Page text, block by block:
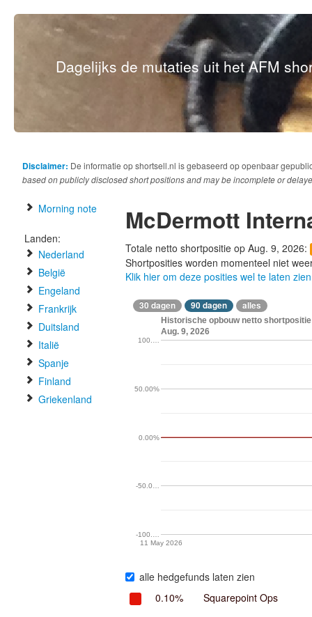
Dagelijks de mutaties uit het AFM
Disclaimer: De informatie op shortsell.nl is gebaseerd op openbaar
based on publicly disclosed short positions and may be incomplete or
Morning note
Landen:
Nederland
België
Engeland
Frankrijk
Duitsland
Italië
Spanje
Finland
Griekenland
McDermott
Totale netto shortpositie op Aug. 9, 2026:
Shortposities worden momenteel niet
Klik hier om deze posities wel te laten zien
30 dagen 90 dagen alles
Historische opbouw netto
Aug. 9, 2026
11 May 2026
-100.…
-50.0…
0.00%
50.00%
100.…
alle hedgefunds laten zien
0.10%
Squarepoint Ops